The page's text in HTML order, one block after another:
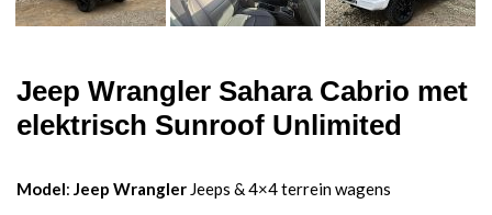
Jeep Wrangler Sahara Cabrio met
elektrisch Sunroof Unlimited
Model:Jeep Wrangler Jeeps & 4×4 terrein wagens